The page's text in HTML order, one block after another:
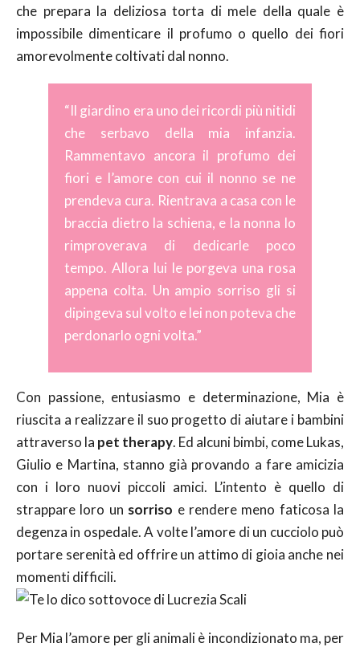
che prepara la deliziosa torta di mele della quale è
impossibile dimenticare il profumo o quello dei fiori
amorevolmente coltivati dal nonno.
“Il giardino era uno dei ricordi più nitidi
che serbavo della mia infanzia.
Rammentavo ancora il profumo dei
fiori e l’amore con cui il nonno se ne
prendeva cura. Rientrava a casa con le
braccia dietro la schiena, e la nonna lo
rimproverava di dedicarle poco
tempo. Allora lui le porgeva una rosa
appena colta. Un ampio sorriso gli si
dipingeva sul volto e lei non poteva che
perdonarlo ogni volta.”
Con passione, entusiasmo e determinazione, Mia è
riuscita a realizzare il suo progetto di aiutare i bambini
attraverso la pet therapy. Ed alcuni bimbi, come Lukas,
Giulio e Martina, stanno già provando a fare amicizia
con i loro nuovi piccoli amici. L’intento è quello di
strappare loro un sorriso e rendere meno faticosa la
degenza in ospedale. A volte l’amore di un cucciolo può
portare serenità ed offrire un attimo di gioia anche nei
momenti difficili.
Per Mia l’amore per gli animali è incondizionato ma, per